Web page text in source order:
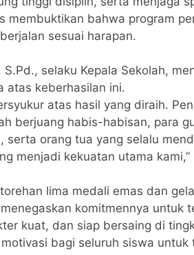
membuktikan bahwa program
sesuai harapan.
S.Pd., selaku Kepala Sekolah,
atas keberhasilan ini.
atas hasil yang diraih.
berjuang habis-habisan, para
serta orang tua yang selalu
menjadi kekuatan utama kami,”
lima medali emas dan
komitmennya untuk
kuat, dan siap bersaing di
bagi seluruh siswa